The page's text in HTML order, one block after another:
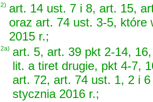
2) art. 14 ust. 7 i 8, art. 15,
oraz art. 74 ust. 3-5, które
2015 r.;
2a) art. 5, art. 39 pkt 2-14,
lit. a tiret drugie, pkt 4-7,
art. 72, art. 74 ust. 1, 2 i
stycznia 2016 r.;